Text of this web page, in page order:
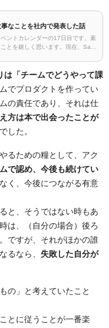
なことを社内で発表した話
ントカレンダーの17日目です。素
とを嬉しく思います。現在、SaaS
は「チームでどうやって課
でプロダクトを作ってい
の責任であり、それは仕
方は本で出会ったことが
でした。
るための糧として、アク
で認め、今後も続けてい
く、今後につながる有意
と、そうではない時もあ
は、（自分の場合）後ろ
ですが、それがほかの誰
るなら、 失敗した自分が
の」と考えていたこと
とに従うことが一番楽